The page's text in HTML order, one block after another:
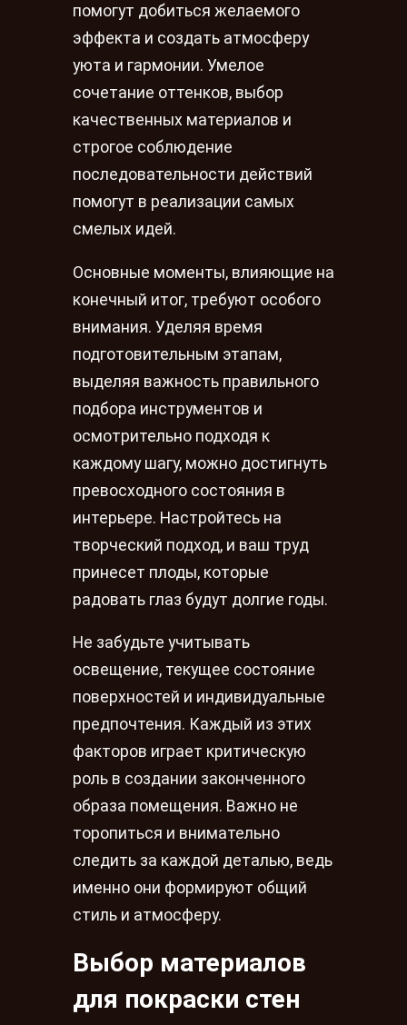
помогут добиться желаемого
эффекта и создать атмосферу
уюта и гармонии. Умелое
сочетание оттенков, выбор
качественных материалов и
строгое соблюдение
последовательности действий
помогут в реализации самых
смелых идей.
Основные моменты, влияющие на
конечный итог, требуют особого
внимания. Уделяя время
подготовительным этапам,
выделяя важность правильного
подбора инструментов и
осмотрительно подходя к
каждому шагу, можно достигнуть
превосходного состояния в
интерьере. Настройтесь на
творческий подход, и ваш труд
принесет плоды, которые
радовать глаз будут долгие годы.
Не забудьте учитывать
освещение, текущее состояние
поверхностей и индивидуальные
предпочтения. Каждый из этих
факторов играет критическую
роль в создании законченного
образа помещения. Важно не
торопиться и внимательно
следить за каждой деталью, ведь
именно они формируют общий
стиль и атмосферу.
Выбор материалов
для покраски стен